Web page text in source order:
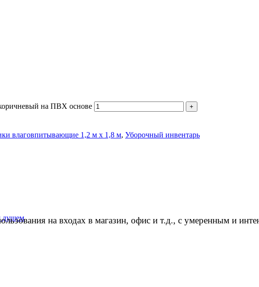
душем
на ПВХ основе
влаговпитывающие 1,2 м х 1,8 м, Уборочный инвентарь
на входах в магазин, офис и т.д., с умеренным и